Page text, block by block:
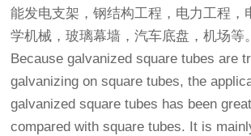
能发电支架，钢结构工程，电力工程，
学机械，玻璃幕墙，汽车底盘，机场等。
Because galvanized square tubes are
galvanizing on square tubes, the
galvanized square tubes has been
compared with square tubes. It is